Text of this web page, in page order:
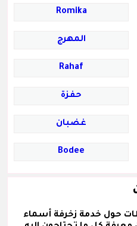
Romika
المهرج
Rahaf
حفزة
غضبان
Bodee
حول خدمة زخرفة أسماء